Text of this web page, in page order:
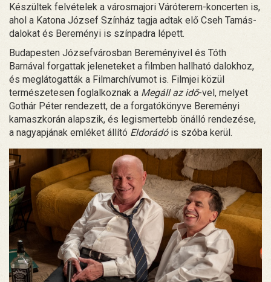
Készültek felvételek a városmajori Váróterem-koncerten is,
ahol a Katona József Színház tagja adtak elő Cseh Tamás-
dalokat és Bereményi is színpadra lépett.
Budapesten Józsefvárosban Bereményivel és Tóth
Barnával forgattak jeleneteket a filmben hallható dalokhoz,
és meglátogatták a Filmarchívumot is. Filmjei közül
természetesen foglalkoznak a Megáll az idő-vel, melyet
Gothár Péter rendezett, de a forgatókönyve Bereményi
kamaszkorán alapszik, és legismertebb önálló rendezése,
a nagyapjának emléket állító Eldorádóis szóba kerül.